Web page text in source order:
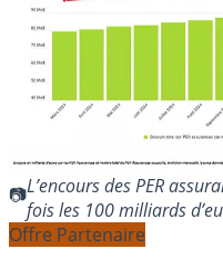
L’encours des PER
fois les 100 milliards
Offre Partenaire